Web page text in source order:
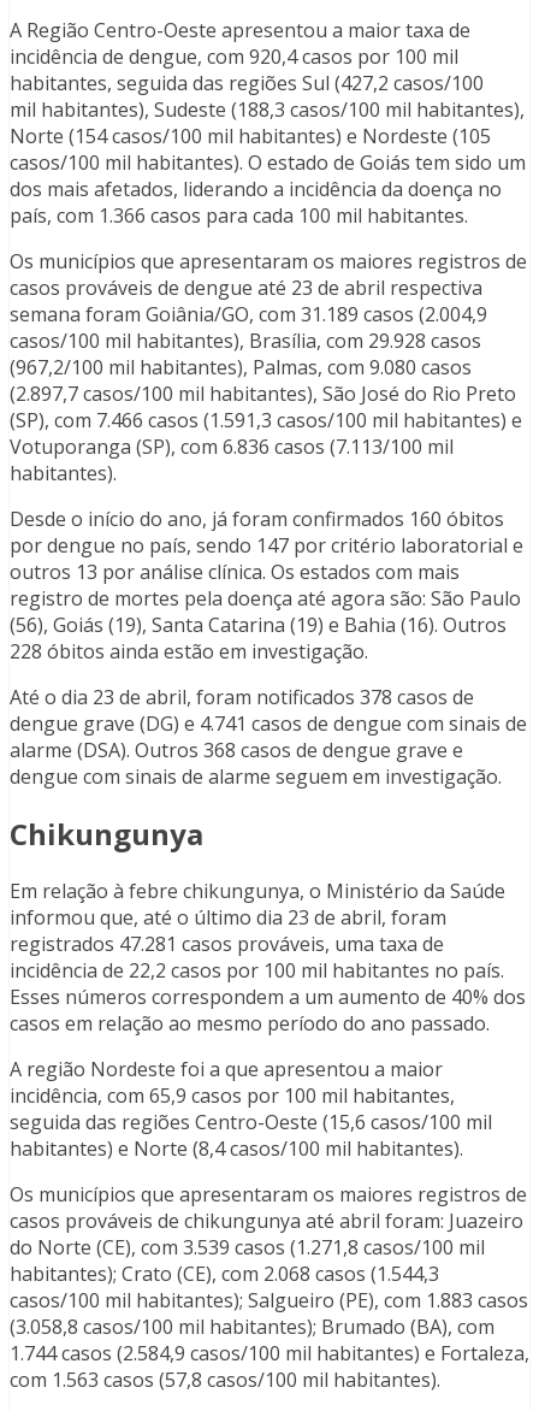
A Região Centro-Oeste apresentou a maior taxa de
incidência de dengue, com 920,4 casos por 100 mil
habitantes, seguida das regiões Sul (427,2 casos/100
mil habitantes), Sudeste (188,3 casos/100 mil habitantes),
Norte (154 casos/100 mil habitantes) e Nordeste (105
casos/100 mil habitantes). O estado de Goiás tem sido um
dos mais afetados, liderando a incidência da doença no
país, com 1.366 casos para cada 100 mil habitantes.
Os municípios que apresentaram os maiores registros de
casos prováveis de dengue até 23 de abril respectiva
semana foram Goiânia/GO, com 31.189 casos (2.004,9
casos/100 mil habitantes), Brasília, com 29.928 casos
(967,2/100 mil habitantes), Palmas, com 9.080 casos
(2.897,7 casos/100 mil habitantes), São José do Rio Preto
(SP), com 7.466 casos (1.591,3 casos/100 mil habitantes) e
Votuporanga (SP), com 6.836 casos (7.113/100 mil
habitantes).
Desde o início do ano, já foram confirmados 160 óbitos
por dengue no país, sendo 147 por critério laboratorial e
outros 13 por análise clínica. Os estados com mais
registro de mortes pela doença até agora são: São Paulo
(56), Goiás (19), Santa Catarina (19) e Bahia (16). Outros
228 óbitos ainda estão em investigação.
Até o dia 23 de abril, foram notificados 378 casos de
dengue grave (DG) e 4.741 casos de dengue com sinais de
alarme (DSA). Outros 368 casos de dengue grave e
dengue com sinais de alarme seguem em investigação.
Chikungunya
Em relação à febre chikungunya, o Ministério da Saúde
informou que, até o último dia 23 de abril, foram
registrados 47.281 casos prováveis, uma taxa de
incidência de 22,2 casos por 100 mil habitantes no país.
Esses números correspondem a um aumento de 40% dos
casos em relação ao mesmo período do ano passado.
A região Nordeste foi a que apresentou a maior
incidência, com 65,9 casos por 100 mil habitantes,
seguida das regiões Centro-Oeste (15,6 casos/100 mil
habitantes) e Norte (8,4 casos/100 mil habitantes).
Os municípios que apresentaram os maiores registros de
casos prováveis de chikungunya até abril foram: Juazeiro
do Norte (CE), com 3.539 casos (1.271,8 casos/100 mil
habitantes); Crato (CE), com 2.068 casos (1.544,3
casos/100 mil habitantes); Salgueiro (PE), com 1.883 casos
(3.058,8 casos/100 mil habitantes); Brumado (BA), com
1.744 casos (2.584,9 casos/100 mil habitantes) e Fortaleza,
com 1.563 casos (57,8 casos/100 mil habitantes).